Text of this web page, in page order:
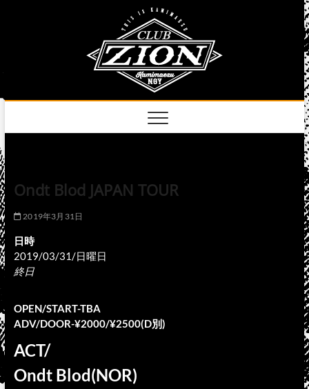
Ondt Blod JAPAN TOUR
2019年3月31日
日時
2019/03/31/日曜日
終日
OPEN/START-TBA
ADV/DOOR-¥2000/¥2500(D別)
ACT/
Ondt Blod(NOR)